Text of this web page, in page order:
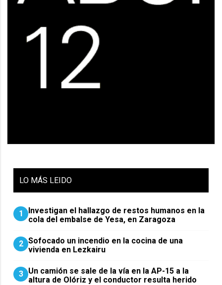
LO MÁS LEIDO
1
Investigan el hallazgo de restos humanos en la
cola del embalse de Yesa, en Zaragoza
2 Sofocado un incendio en la cocina de una
vivienda en Lezkairu
3 Un camión se sale de la vía en la AP-15 a la
altura de Olóriz y el conductor resulta herido